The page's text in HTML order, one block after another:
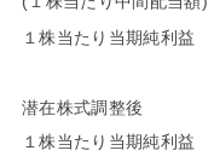
１株当たり当期純利益
潜在株式調整後
１株当たり当期純利益